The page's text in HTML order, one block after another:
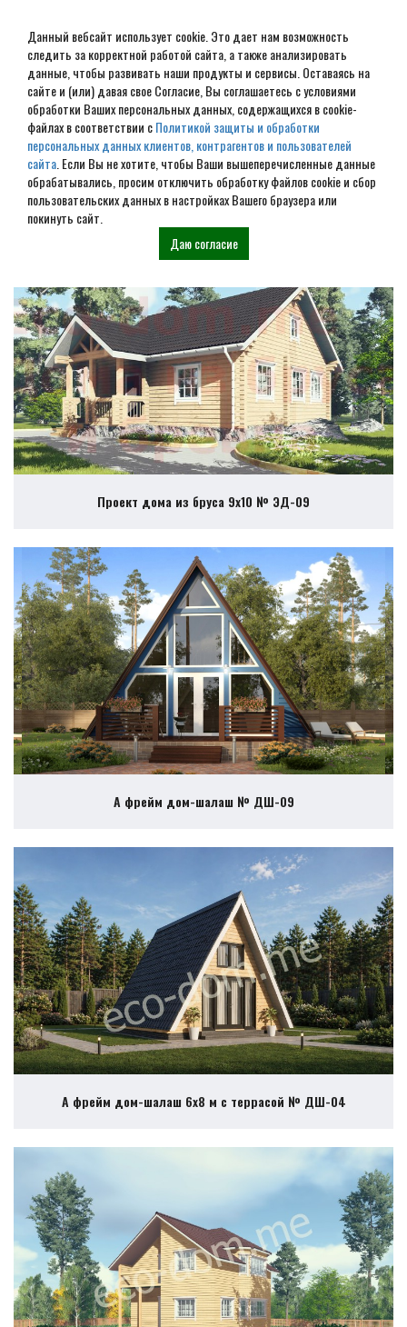
Данный вебсайт использует cookie. Это дает нам возможность
следить за корректной работой сайта, а также анализировать
данные, чтобы развивать наши продукты и сервисы. Оставаясь на
сайте и (или) давая свое Согласие, Вы соглашаетесь с условиями
обработки Ваших персональных данных, содержащихся в cookie-
файлах в соответствии сПолитикой защиты и обработки
персональных данных клиентов, контрагентов и пользователей
сайта . Если Вы не хотите, чтобы Ваши вышеперечисленные данные
обрабатывались, просим отключить обработку файлов cookie и сбор
пользовательских данных в настройках Вашего браузера или
покинуть сайт.
Даю согласие
Строительство домов под
усадку в Леонтьево
Наши проекты
Проект дома из бруса 9х10 № ЭД-09
А фрейм дом-шалаш № ДШ-09
А фрейм дом-шалаш 6х8 м с террасой № ДШ-04